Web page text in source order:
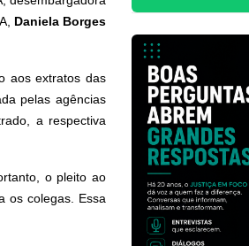
Daniela Borges
aos extratos das
pelas agências
a respectiva
o pleito ao
os colegas. Essa